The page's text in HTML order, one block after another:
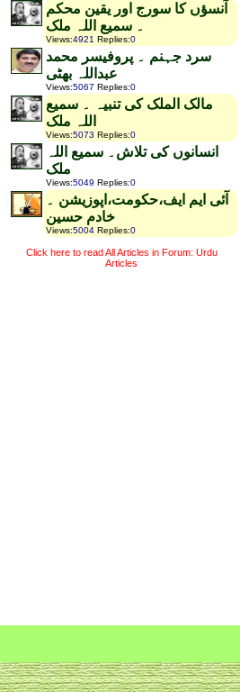
آنسؤں کا سورج اور یقین محکم
۔ سمیع اللہ ملک
Views:4921 Replies:0
سرد جہنم ۔ پروفیسر محمد
عبداللہ بھٹی
Views:5067 Replies:0
مالک الملک کی تنبیہ ۔ سمیع
اللہ ملک
Views:5073 Replies:0
انسانوں کی تلاش۔ سمیع اللہ
ملک
Views:5049 Replies:0
آئی ایم ایف،حکومت،اپوزیشن ۔
خادم حسین
Views:5004 Replies:0
Click here to read All Articles in Forum: Urdu
Articles